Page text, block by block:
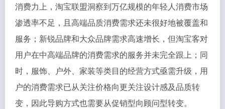
消费力上，淘宝联盟洞察到万亿规模的年轻人消费市场
渗透率不足，且高端品质消费需求还未很好地被覆盖和
服务；新锐品牌和大众品牌需求高速增长，但淘宝客对
用户在中高端品牌的消费需求的服务并未完全跟上；同
时，服饰、户外、家装等类目的经营方式亟需升级，用
户的消费需求已从关注价格向更关注设计感及品质转
变，因此导购方式也需要从促销型向顾问型转变。